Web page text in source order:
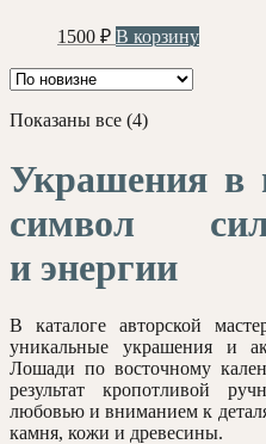
1500 ₽ В корзину
Показаны все (4)Сортировка:
Украшения
символ
и энергии
В каталоге авторской
уникальные украшения и
Лошади по восточному
результат кропотливой
любовью и вниманием к
камня, кожи и древесины.